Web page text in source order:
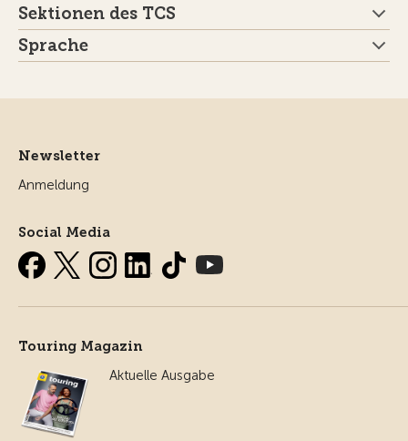
Sektionen des TCS
Sprache
Newsletter
Anmeldung
Social Media
Touring Magazin
Aktuelle Ausgabe